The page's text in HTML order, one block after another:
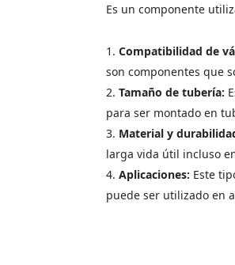
Es un componente
Compatibilidad de
son componentes que
Tamaño de tubería:
para ser montado en
Material y
larga vida útil incluso
Aplicaciones: Este
puede ser utilizado en